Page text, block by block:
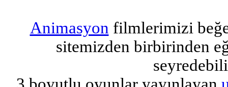
Animasyon filmlerimizi
sitemizden birbirinden